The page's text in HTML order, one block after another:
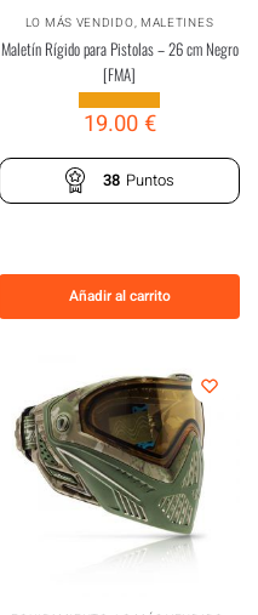
LO MÁS VENDIDO, MALETINES
Maletín Rígido para Pistolas – 26 cm Negro
[FMA]
19.00€
38 Puntos
Añadir al carrito